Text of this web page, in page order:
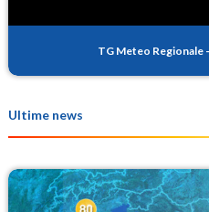
TG Meteo Regionale -
Ultime news